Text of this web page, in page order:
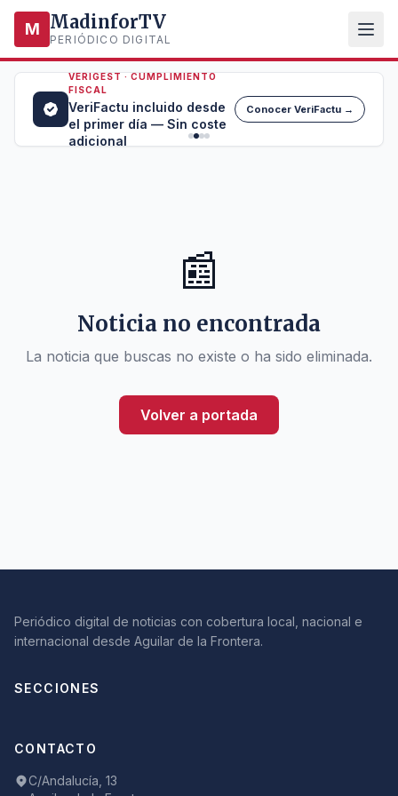
M MadinforTV
PERIÓDICO DIGITAL
VERIGEST · CUMPLIMIENTO
FISCAL
VeriFactu incluido desde
el primer día — Sin coste
adicional
Conocer VeriFactu →
📰
Noticia no encontrada
La noticia que buscas no existe o ha sido eliminada.
Volver a portada
Periódico digital de noticias con cobertura local, nacional e
internacional desde Aguilar de la Frontera.
SECCIONES
CONTACTO
C/Andalucía, 13